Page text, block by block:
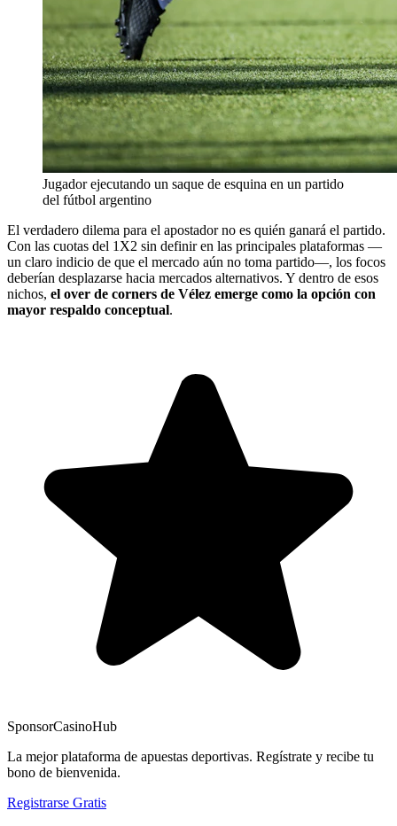
Jugador ejecutando un saque de esquina en un partido
del fútbol argentino
El verdadero dilema para el apostador no es quién ganará el partido.
Con las cuotas del 1X2 sin definir en las principales plataformas —
un claro indicio de que el mercado aún no toma partido—, los focos
deberían desplazarse hacia mercados alternativos. Y dentro de esos
nichos, el over de corners de Vélez emerge como la opción con
mayor respaldo conceptual.
SponsorCasinoHub
La mejor plataforma de apuestas deportivas. Regístrate y recibe tu
bono de bienvenida.
Registrarse Gratis